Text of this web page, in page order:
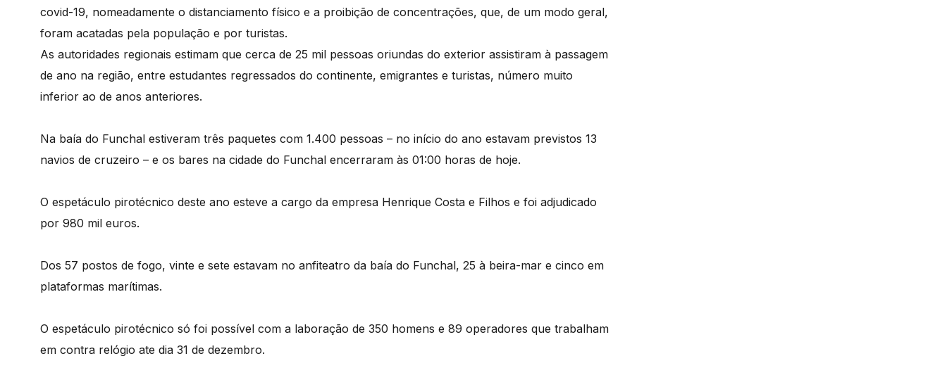
covid-19, nomeadamente o distanciamento físico e a proibição de concentrações, que, de um modo geral,
foram acatadas pela população e por turistas.
As autoridades regionais estimam que cerca de 25 mil pessoas oriundas do exterior assistiram à passagem
de ano na região, entre estudantes regressados do continente, emigrantes e turistas, número muito
inferior ao de anos anteriores.
Na baía do Funchal estiveram três paquetes com 1.400 pessoas – no início do ano estavam previstos 13
navios de cruzeiro – e os bares na cidade do Funchal encerraram às 01:00 horas de hoje.
O espetáculo pirotécnico deste ano esteve a cargo da empresa Henrique Costa e Filhos e foi adjudicado
por 980 mil euros.
Dos 57 postos de fogo, vinte e sete estavam no anfiteatro da baía do Funchal, 25 à beira-mar e cinco em
plataformas marítimas.
O espetáculo pirotécnico só foi possível com a laboração de 350 homens e 89 operadores que trabalham
em contra relógio ate dia 31 de dezembro.